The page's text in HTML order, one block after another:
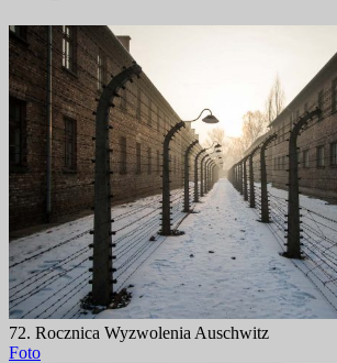
72. Rocznica Wyzwolenia Auschwitz
Foto